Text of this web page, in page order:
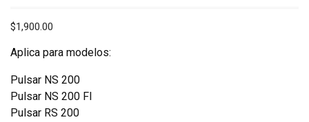
$1,900.00
Aplica para modelos:
Pulsar NS 200
Pulsar NS 200 FI
Pulsar RS 200